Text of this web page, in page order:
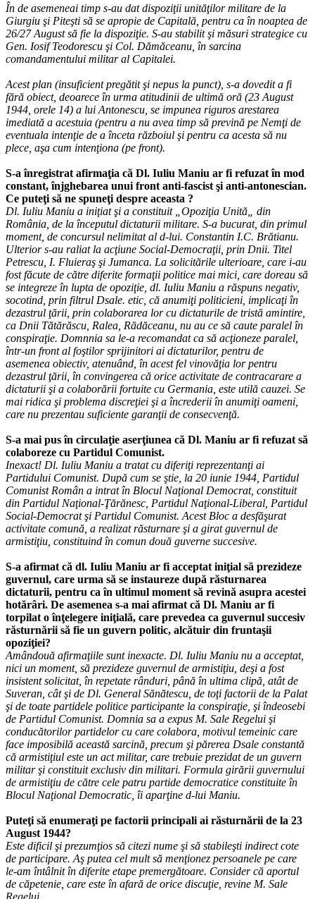
În de asemeneai timp s-au dat dispoziţii unităţilor militare de la
Giurgiu şi Piteşti să se apropie de Capitală, pentru ca în noaptea de
26/27 August să fie la dispoziţie. S-au stabilit şi măsuri strategice cu
Gen. Iosif Teodorescu şi Col. Dămăceanu, în sarcina
comandamentului militar al Capitalei.
Acest plan (insuficient pregătit şi nepus la punct), s-a dovedit a fi
fără obiect, deoarece în urma atitudinii de ultimă oră (23 August
1944, orele 14) a lui Antonescu, se impunea riguros arestarea
imediată a acestuia (pentru a nu avea timp să prevină pe Nemţi de
eventuala intenţie de a înceta războiul şi pentru ca acesta să nu
plece, aşa cum intenţiona (pe front).
S-a înregistrat afirmaţia că Dl. Iuliu Maniu ar fi refuzat în mod
constant, înjghebarea unui front anti-fascist şi anti-antonescian.
Ce puteţi să ne spuneţi despre aceasta ?
Dl. Iuliu Maniu a iniţiat şi a constituit „Opoziţia Unită„ din
România, de la începutul dictaturii militare. S-a bucurat, din primul
moment, de concursul nelimitat al d-lui. Constantin I.C. Brătianu.
Ulterior s-au raliat la acţiune Social-Democraţii, prin Dnii. Titel
Petrescu, I. Fluieraş şi Jumanca. La solicitările ulterioare, care i-au
fost făcute de către diferite formaţii politice mai mici, care doreau să
se integreze în lupta de opoziţie, dl. Iuliu Maniu a răspuns negativ,
socotind, prin filtrul Dsale. etic, că anumiţi politicieni, implicaţi în
dezastrul ţării, prin colaborarea lor cu dictaturile de tristă amintire,
ca Dnii Tătărăscu, Ralea, Rădăceanu, nu au ce să caute paralel în
conspiraţie. Domnnia sa le-a recomandat ca să acţioneze paralel,
într-un front al foştilor sprijinitori ai dictaturilor, pentru de
asemenea obiectiv, atenuând, în acest fel vinovăţia lor pentru
dezastrul ţării, în convingerea că orice activitate de contracarare a
dictaturii şi a colaborării fortuite cu Germania, este utilă cauzei. Se
mai ridica şi problema discreţiei şi a încrederii în anumiţi oameni,
care nu prezentau suficiente garanţii de consecvenţă.
S-a mai pus în circulaţie aserţiunea că Dl. Maniu ar fi refuzat să
colaboreze cu Partidul Comunist.
Inexact! Dl. Iuliu Maniu a tratat cu diferiţi reprezentanţi ai
Partidului Comunist. După cum se ştie, la 20 iunie 1944, Partidul
Comunist Român a intrat în Blocul Naţional Democrat, constituit
din Partidul Naţional-Ţărănesc, Partidul Naţional-Liberal, Partidul
Social-Democrat şi Partidul Comunist. Acest Bloc a desfăşurat
activitate comună, a realizat răsturnare şi a girat guvernul de
armistiţiu, constituind în comun două guverne succesive.
S-a afirmat că dl. Iuliu Maniu ar fi acceptat iniţial să prezideze
guvernul, care urma să se instaureze după răsturnarea
dictaturii, pentru ca în ultimul moment să revină asupra acestei
hotărâri. De asemenea s-a mai afirmat că Dl. Maniu ar fi
torpilat o înţelegere iniţială, care prevedea ca guvernul succesiv
răsturnării să fie un guvern politic, alcătuir din fruntaşii
opoziţiei?
Amândouă afirmaţiile sunt inexacte. Dl. Iuliu Maniu nu a acceptat,
nici un moment, să prezideze guvernul de armistiţiu, deşi a fost
insistent solicitat, în repetate rânduri, până în ultima clipă, atât de
Suveran, cât şi de Dl. General Sănătescu, de toţi factorii de la Palat
şi de toate partidele politice participante la conspiraţie, şi îndeosebi
de Partidul Comunist. Domnia sa a expus M. Sale Regelui şi
conducătorilor partidelor cu care colabora, motivul temeinic care
face imposibilă această sarcină, precum şi părerea Dsale constantă
că armistiţiul este un act militar, care trebuie prezidat de un guvern
militar şi constituit exclusiv din militari. Formula girării guvernului
de armistiţiu de către cele patru partide democratice constituite în
Blocul Naţional Democratic, îi aparţine d-lui Maniu.
Puteţi să enumeraţi pe factorii principali ai răsturnării de la 23
August 1944?
Este dificil şi prezumţios să citezi nume şi să stabileşti indirect cote
de participare. Aş putea cel mult să menţionez persoanele pe care
le-am întâlnit în diferite etape premergătoare. Consider că aportul
de căpetenie, care este în afară de orice discuţie, revine M. Sale
Regelui.